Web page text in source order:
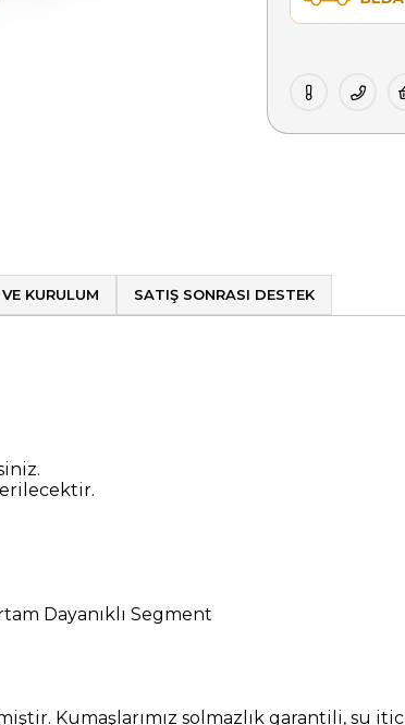
KURULUM SATIŞ SONRASI DESTEK
Dayanıklı Segment
Kumaşlarımız solmazlık garantili, su